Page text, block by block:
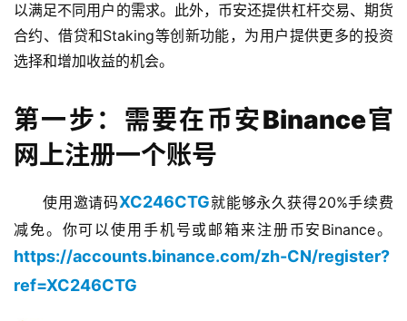
以满足不同用户的需求。此外，币安还提供杠杆交易、期货
合约、借贷和Staking等创新功能，为用户提供更多的投资
选择和增加收益的机会。
第一步：需要在币安Binance官
网上注册一个账号
使用邀请码XC246CTG就能够永久获得20%手续费
减免。你可以使用手机号或邮箱来注册币安Binance。​
https://accounts.binance.com/zh-CN/register?
ref=XC246CTG